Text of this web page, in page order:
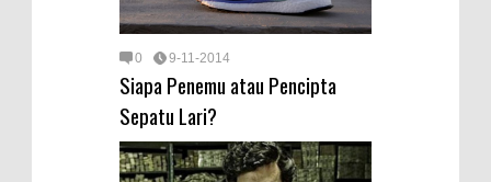
0 9-11-2014
Siapa Penemu atau Pencipta
Sepatu Lari?